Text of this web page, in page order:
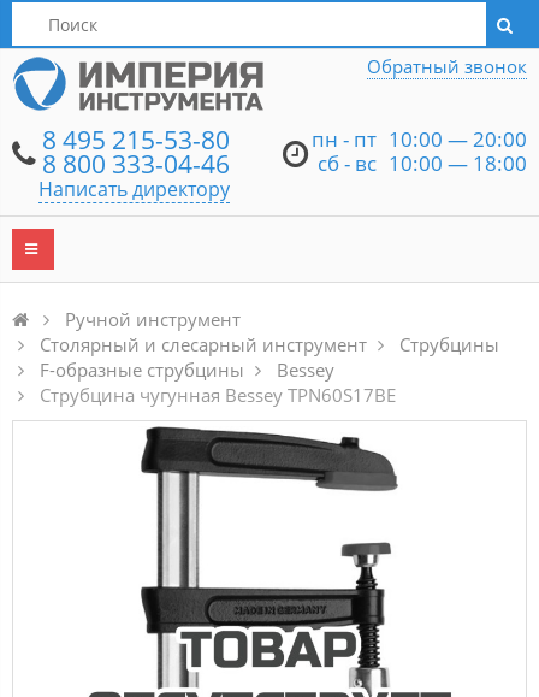
Написать директору
8 495 215-53-80
8 800 333-04-46
Написать директору
пн - пт 10:00 — 20:00
сб - вс 10:00 — 18:00
Обратный звонок
Ручной инструмент
Столярный и слесарный инструмент
Струбцины
F-образные струбцины
Bessey
Струбцина чугунная Bessey TPN60S17BE